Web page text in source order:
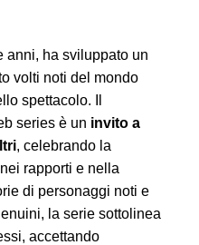
anni, ha sviluppato un
volti noti del mondo
spettacolo. Il
series è un invito a
, celebrando la
nei rapporti e nella
di personaggi noti e
la serie sottolinea
accettando